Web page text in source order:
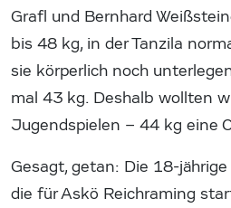
Grafl und Bernhard
bis 48 kg, in der Tanzila
sie körperlich noch
mal 43 kg. Deshalb wollten
Jugendspielen – 44 kg eine
Gesagt, getan: Die 18-
die für Askö Reichraming